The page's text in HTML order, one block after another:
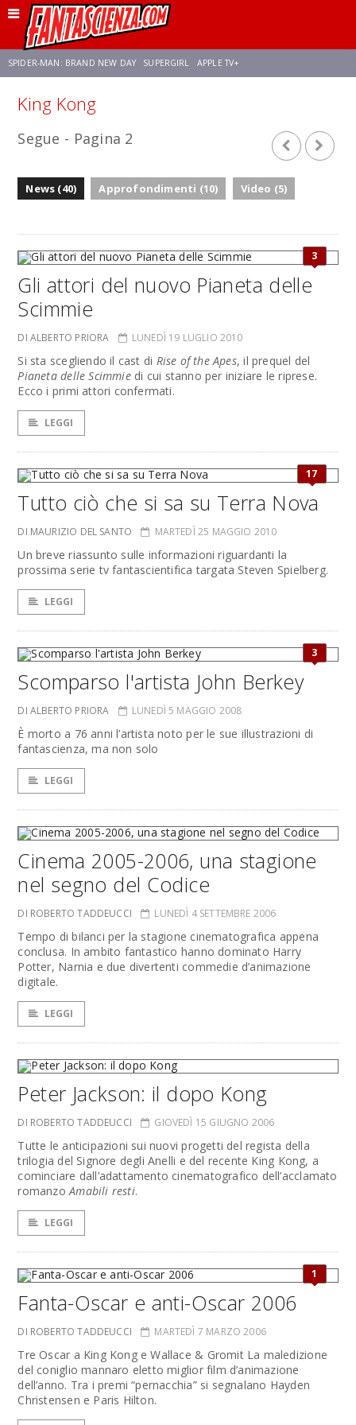
SPIDER-MAN: BRAND NEW DAY SUPERGIRL APPLE TV+
FRANCO RICCIARDIELLO
King Kong
Segue - Pagina 2
News (40) Approfondimenti (10) Video (5)
3
Gli attori del nuovo Pianeta delle
Scimmie
DI ALBERTO PRIORA LUNEDÌ 19 LUGLIO 2010
Si sta scegliendo il cast di Rise of the Apes, il prequel del
Pianeta delle Scimmiedi cui stanno per iniziare le riprese.
Ecco i primi attori confermati.
LEGGI
17
Tutto ciò che si sa su Terra Nova
DI MAURIZIO DEL SANTO MARTEDÌ 25 MAGGIO 2010
Un breve riassunto sulle informazioni riguardanti la
prossima serie tv fantascientifica targata Steven Spielberg.
LEGGI
3
Scomparso l'artista John Berkey
DI ALBERTO PRIORA LUNEDÌ 5 MAGGIO 2008
È morto a 76 anni l’artista noto per le sue illustrazioni di
fantascienza, ma non solo
LEGGI
Cinema 2005-2006, una stagione
nel segno del Codice
DI ROBERTO TADDEUCCI LUNEDÌ 4 SETTEMBRE 2006
Tempo di bilanci per la stagione cinematografica appena
conclusa. In ambito fantastico hanno dominato Harry
Potter, Narnia e due divertenti commedie d’animazione
digitale.
LEGGI
Peter Jackson: il dopo Kong
DI ROBERTO TADDEUCCI GIOVEDÌ 15 GIUGNO 2006
Tutte le anticipazioni sui nuovi progetti del regista della
trilogia del Signore degli Anelli e del recente King Kong, a
cominciare dall’adattamento cinematografico dell’acclamato
romanzoAmabili resti.
LEGGI
1
Fanta-Oscar e anti-Oscar 2006
DI ROBERTO TADDEUCCI MARTEDÌ 7 MARZO 2006
Tre Oscar a King Kong e Wallace & Gromit La maledizione
del coniglio mannaro eletto miglior film d’animazione
dell’anno. Tra i premi “pernacchia” si segnalano Hayden
Christensen e Paris Hilton.